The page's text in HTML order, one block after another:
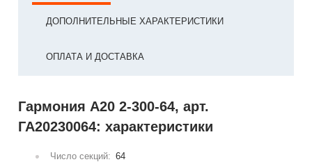
ДОПОЛНИТЕЛЬНЫЕ ХАРАКТЕРИСТИКИ
ОПЛАТА И ДОСТАВКА
Гармония А20 2-300-64, арт.
ГА20230064: характеристики
Число секций: 64